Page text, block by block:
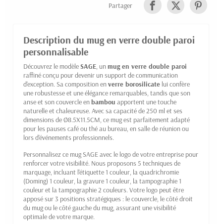
Partager
Description du mug en verre double paroi
personnalisable
Découvrez le modèleSAGE, unmug en verre double paroi
raffiné conçu pour devenir un support de communication
d'exception. Sa composition enverre borosilicate lui confère
une robustesse et une élégance remarquables, tandis que son
anse et son couvercle enbambou apportent une touche
naturelle et chaleureuse. Avec sa capacité de 250 ml et ses
dimensions de Ø8.5X11.5CM, ce mug est parfaitement adapté
pour les pauses café ou thé au bureau, en salle de réunion ou
lors d'événements professionnels.
Personnalisez ce mug SAGE avec le logo de votre entreprise pour
renforcer votre visibilité. Nous proposons 5 techniques de
marquage, incluant l'étiquette 1 couleur, la quadrichromie
(Doming) 1 couleur, la gravure 1 couleur, la tampographie 1
couleur et la tampographie 2 couleurs. Votre logo peut être
apposé sur 3 positions stratégiques : le couvercle, le côté droit
du mug ou le côté gauche du mug, assurant une visibilité
optimale de votre marque.